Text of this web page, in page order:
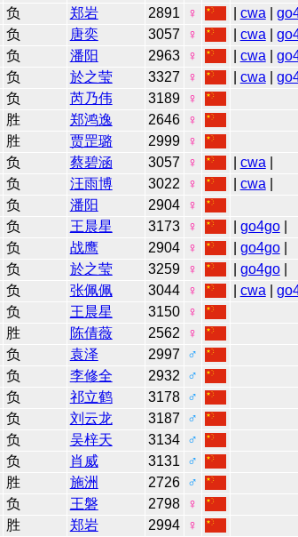
负 郑岩 2891 ♀ cwa
负 唐奕 3057 ♀ cwa
负 潘阳 2963 ♀ cwa
负 於之莹 3327 ♀ cwa
负 芮乃伟 3189
♀
胜 郑鸿逸 2646
♀
胜 贾罡璐 2999
♀
负 蔡碧涵 3057 ♀ cwa
负 汪雨博 3022 ♀ cwa
负 潘阳 2904
♀
负 王晨星 3173 ♀ go4go|
负 战鹰 2904 ♀ go4go|
负 於之莹 3259 ♀ go4go|
负 张佩佩 3044 ♀ cwa
负 王晨星 3150
♀
胜 陈倩薇 2562
♀
负 袁泽 2997
♂
负 李修全 2932
♂
负 祁立鹤 3178
♂
负 刘云龙 3187
♂
负 吴梓天 3134
♂
负 肖威 3131
♂
胜 施洲 2726
♂
负 王磐 2798
♀
胜 郑岩 2994
♀